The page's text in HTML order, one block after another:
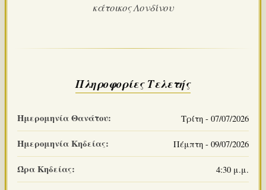
κάτοικος Λονδίνου
Πληροφορίες Τελετής
Ημερομηνία Θανάτου: Τρίτη - 07/07/2026
Ημερομηνία Κηδείας: Πέμπτη - 09/07/2026
Ώρα Κηδείας: 4:30 μ.μ.